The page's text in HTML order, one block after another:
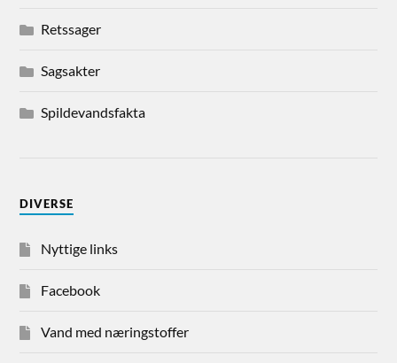
Retssager
Sagsakter
Spildevandsfakta
DIVERSE
Nyttige links
Facebook
Vand med næringstoffer